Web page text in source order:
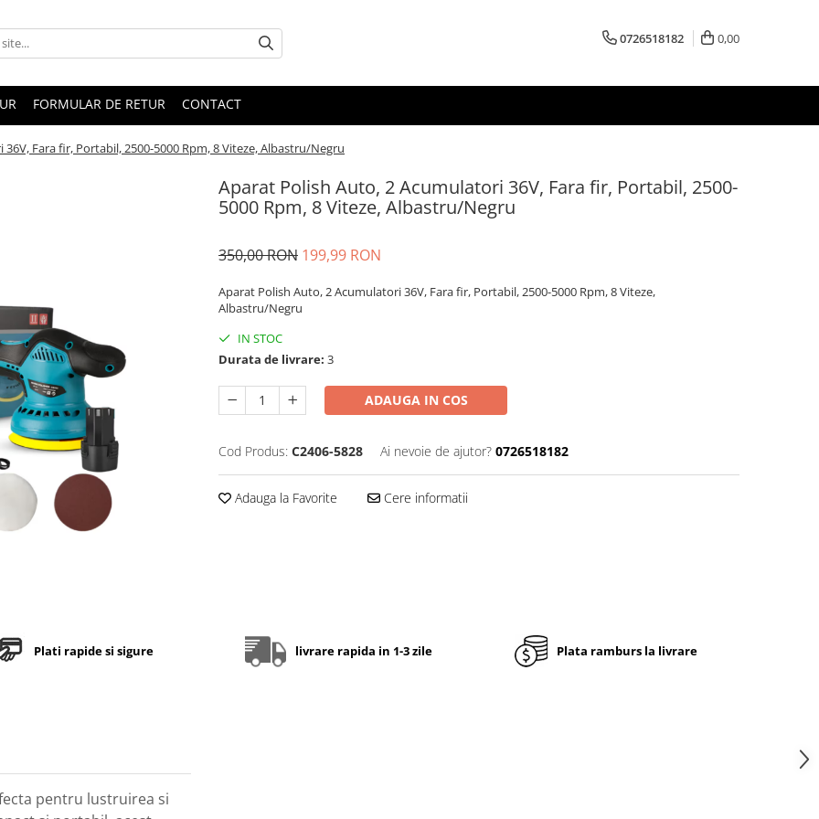
0726518182 0,00
FORMULAR DE RETUR CONTACT
Fara fir, Portabil, 2500-5000 Rpm, 8 Viteze, Albastru/Negru
Aparat Polish Auto, 2 Acumulatori 36V, Fara fir, Portabil, 2500-
5000 Rpm, 8 Viteze, Albastru/Negru
350,00 RON 199,99 RON
Aparat Polish Auto, 2 Acumulatori 36V, Fara fir, Portabil, 2500-5000 Rpm, 8 Viteze,
Albastru/Negru
IN STOC
Durata de livrare: 3
ADAUGA IN COS
Cod Produs: C2406-5828 Ai nevoie de ajutor? 0726518182
Adauga la Favorite Cere informatii
Plati rapide si sigure livrare rapida in 1-3 zile Plata ramburs la livrare
pentru lustruirea si